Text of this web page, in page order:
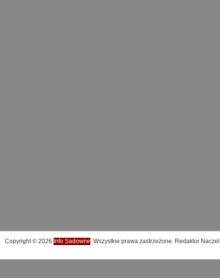
Copyright © 2026 Info Sadowne. Wszystkie prawa zastrzeżone. Redaktor